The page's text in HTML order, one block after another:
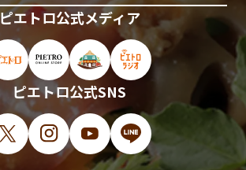
ピエトロ公式メディア
ピエトロ公式サイト（新しいウィンドウで
ピエトロオンラインストア（新しい
ピエトロホームタウン（新
ピエトロラジオ（新
ピエトロ公式SNS
X（新しいウィンドウで開きます）
Instagram（新しいウィンドウで開
YouTube（新しいウィンド
LINE（新しいウィン